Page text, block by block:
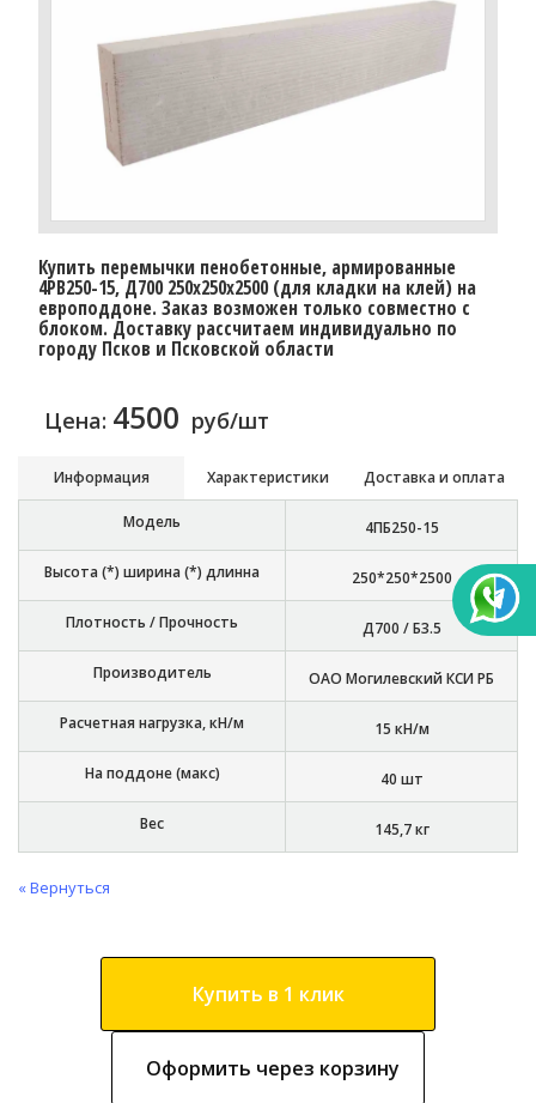
Купить перемычки пенобетонные, армированные
4PB250-15, Д700 250х250х2500 (для кладки на клей) на
европоддоне. Заказ возможен только совместно с
блоком. Доставку расcчитаем индивидуально по
городу Псков и Псковской области
Цена: 4500 руб/шт
Информация Характеристики Доставка и оплата
Модель 4ПБ250-15
Высота (*) ширина (*) длинна 250*250*2500
Плотность / Прочность Д700 / Б3.5
Производитель ОАО Могилевский КСИ РБ
Расчетная нагрузка, кН/м 15 кН/м
На поддоне (макс) 40 шт
Вес 145,7 кг
« Вернуться
Купить в 1 клик
Оформить через корзину